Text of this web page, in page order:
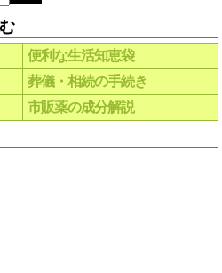
便利な生活知恵袋
葬儀・相続の手続き
市販薬の成分解説